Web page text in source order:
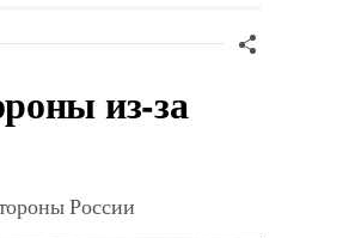
из-за
России